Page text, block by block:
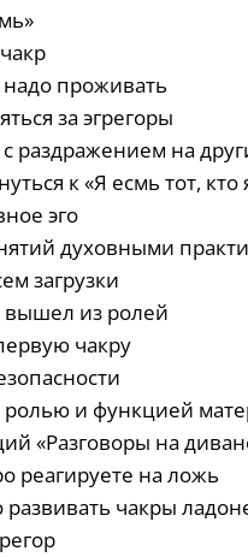
проживать
за эгрегоры
раздражением на
к «Я есмь тот, кто
эго
духовными
загрузки
вышел из ролей
чакру
и функцией
«Разговоры на
реагируете на ложь
чакры